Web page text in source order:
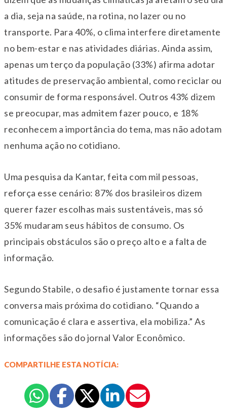
a dia, seja na saúde, na rotina, no lazer ou no
transporte. Para 40%, o clima interfere diretamente
no bem-estar e nas atividades diárias. Ainda assim,
apenas um terço da população (33%) afirma adotar
atitudes de preservação ambiental, como reciclar ou
consumir de forma responsável. Outros 43% dizem
se preocupar, mas admitem fazer pouco, e 18%
reconhecem a importância do tema, mas não adotam
nenhuma ação no cotidiano.
Uma pesquisa da Kantar, feita com mil pessoas,
reforça esse cenário: 87% dos brasileiros dizem
querer fazer escolhas mais sustentáveis, mas só
35% mudaram seus hábitos de consumo. Os
principais obstáculos são o preço alto e a falta de
informação.
Segundo Stabile, o desafio é justamente tornar essa
conversa mais próxima do cotidiano. “Quando a
comunicação é clara e assertiva, ela mobiliza.” As
informações são do jornal Valor Econômico.
COMPARTILHE ESTA NOTÍCIA: